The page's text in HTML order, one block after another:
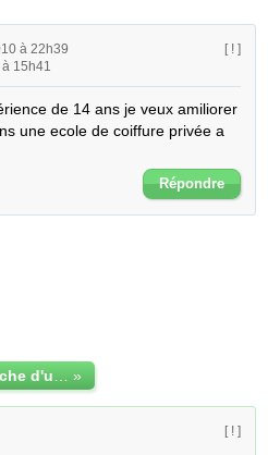
à 22h39
15h41
[ ! ]
de 14 ans je veux amiliorer
une ecole de coiffure privée a
Répondre
»
[ ! ]